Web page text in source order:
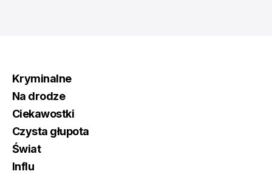
Kryminalne
Na drodze
Ciekawostki
Czysta głupota
Świat
Influ